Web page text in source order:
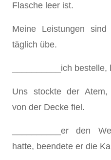
Flasche leer ist.
Meine Leistungen sind
täglich übe.
__________ich
Uns stockte der Atem,
von der Decke fiel.
__________er den
hatte, beendete er die